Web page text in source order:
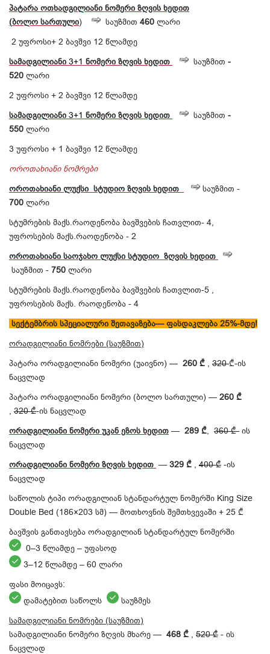
პატარა ოთხადგილიანი ნომერი ზღვის ხედით
(ბოლო სართული) საუზმით 460 ლარი
2 უფროსი+ 2 ბავშვი 12 წლამდე
სამადგილიანი 3+1 ნომერი ზღვის ხედით საუზმით -
520 ლარი
2 უფროსი + 2 ბავშვი 12 წლამდე
სამადგილიანი 3+1 ნომერი ზღვის ხედით საუზმით -
550 ლარი
3 უფროსი + 1 ბავშვი 12 წლამდე
ოროთახიანი ნომრები
ოროთახიანი ლუქსი სტუდიო ზღვის ხედით
საუზმით -
700 ლარი
სტუმრების მაქს.რაოდენობა ბავშვების ჩათვლით- 4,
უფროსების მაქს.რაოდენობა - 2
ოროთახიანი საოჯახო ლუქსი სტუდიო ზღვის ხედით
საუზმით - 750 ლარი
სტუმრების მაქს.რაოდენობა ბავშვების ჩათვლით-5 ,
უფროსების მაქს. რაოდენობა - 4
სექტემბრის სპეციალური შეთავაზება— ფასდაკლება 25%-მდე!
ორადგილიანი ნომრები (საუზმით)
პატარა ორადგილიანი ნომერი (უაივნო) — 260 ₾ 320₾-ის
ნაცვლად
პატარა ორადგილიანი ნომერი (ბოლო სართული) — 260 ₾
320 ₾-ის ნაცვლად
ორადგილიანი ნომერი უკან ეზოს ხედით — 289 ₾ 360 ₾- ის
ნაცვლად
ორადგილიანი ნომერი ზღვის ხედით — 329 ₾ 400 ₾ -ის
ნაცვლად
საწოლის ტიპი ორადგილიან სტანდარტულ ნომერში King Size
Double Bed (186×203 სმ) — მოთხოვნის შემთხვევაში + 25 ₾
ბავშვის განთავსება ორადგილიან სტანდარტულ ნომერში
0–3 წლამდე – უფასოდ
3–12 წლამდე – 60 ლარი
ფასი მოიცავს:
დამატებით საწოლს
საუზმეს
სამადგილიანი ნომრები (საუზმით)
სამადგილიანი ნომერი ზღვის მხარე — 468 ₾ 520 ₾ - ის
ნაცვლად